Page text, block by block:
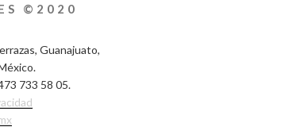
©2020
Guanajuato,
733 58 05.